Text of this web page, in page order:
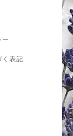
ー
く表記